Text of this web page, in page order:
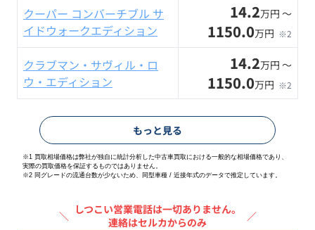
クーパー コンバーチブル サ
イドウォークエディション
14.2万円 〜
1150.0万円 ※2
クラブマン・サヴィル・ロ
ウ・エディション
14.2万円 〜
1150.0万円 ※2
もっと見る
※1 買取相場価格は弊社が独自に統計分析した中古車買取における一般的な相場価格であり、
実際の買取価格を保証するものではありません。
※2 同グレードの流通台数が少ないため、同型車種 / 近接年式のデータで推定しています。
＼
しつこい営業電話は一切ありません。
連絡はセルカからのみ
／